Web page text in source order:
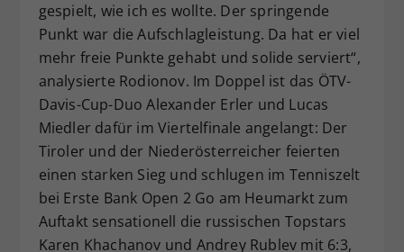
gespielt, wie ich es wollte. Der springende
Punkt war die Aufschlagleistung. Da hat er viel
mehr freie Punkte gehabt und solide serviert“,
analysierte Rodionov. Im Doppel ist das ÖTV-
Davis-Cup-Duo Alexander Erler und Lucas
Miedler dafür im Viertelfinale angelangt: Der
Tiroler und der Niederösterreicher feierten
einen starken Sieg und schlugen im Tenniszelt
bei Erste Bank Open 2 Go am Heumarkt zum
Auftakt sensationell die russischen Topstars
Karen Khachanov und Andrey Rublev mit 6:3,